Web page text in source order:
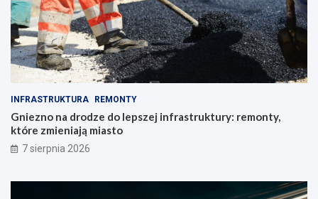
INFRASTRUKTURA REMONTY
Gniezno na drodze do lepszej infrastruktury: remonty,
które zmieniają miasto
7 sierpnia 2026